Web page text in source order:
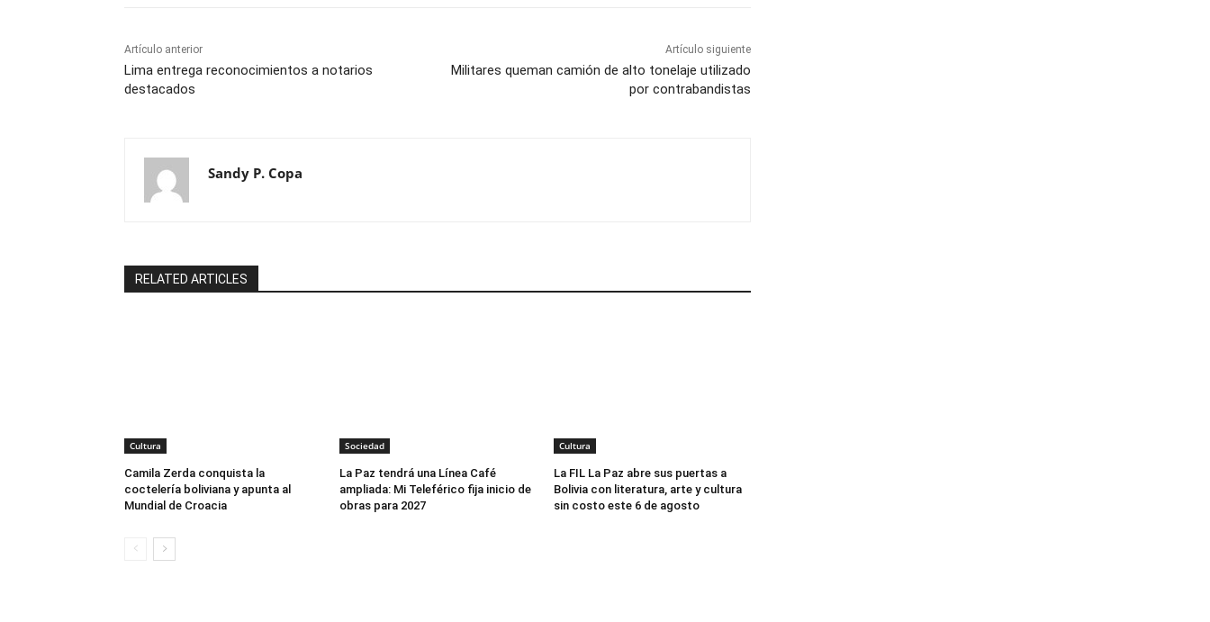
Artículo anterior
Lima entrega reconocimientos a notarios
destacados
Artículo siguiente
Militares queman camión de alto tonelaje utilizado
por contrabandistas
Sandy P. Copa
RELATED ARTICLES
Cultura
Camila Zerda conquista la
coctelería boliviana y apunta al
Mundial de Croacia
Sociedad
La Paz tendrá una Línea Café
ampliada: Mi Teleférico fija inicio de
obras para 2027
Cultura
La FIL La Paz abre sus puertas a
Bolivia con literatura, arte y cultura
sin costo este 6 de agosto